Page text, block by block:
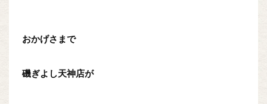
おかげさまで
磯ぎよし天神店が